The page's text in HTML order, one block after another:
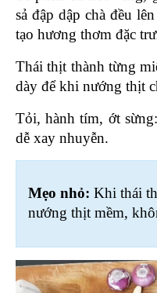
sả đập dập chà đều
tạo hương thơm đặc
Thái thịt thành từng
dày để khi nướng thịt
Tỏi, hành tím, ớt
dễ xay nhuyễn.
Mẹo nhỏ: Khi thái
nướng thịt mềm,